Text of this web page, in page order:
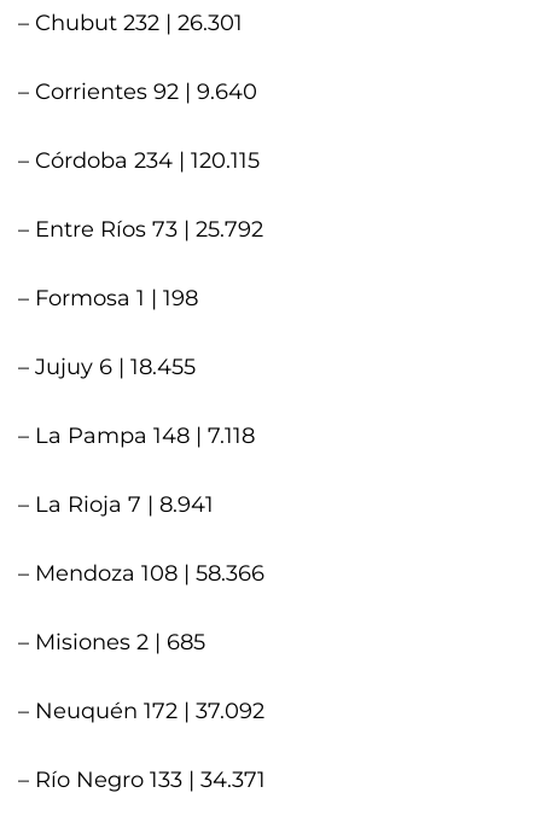
– Chubut 232 | 26.301
– Corrientes 92 | 9.640
– Córdoba 234 | 120.115
– Entre Ríos 73 | 25.792
– Formosa 1 | 198
– Jujuy 6 | 18.455
– La Pampa 148 | 7.118
– La Rioja 7 | 8.941
– Mendoza 108 | 58.366
– Misiones 2 | 685
– Neuquén 172 | 37.092
– Río Negro 133 | 34.371